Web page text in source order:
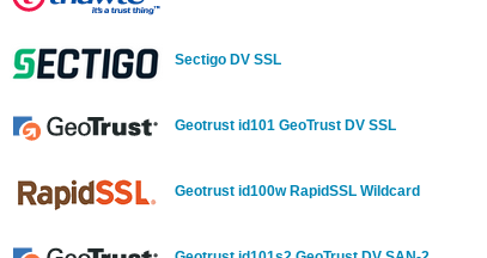
Sectigo DV SSL
Geotrust id101 GeoTrust DV SSL
Geotrust id100w RapidSSL Wildcard